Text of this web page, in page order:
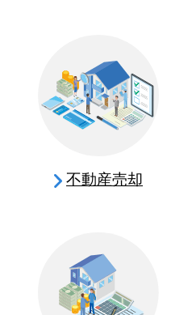
不動産売却